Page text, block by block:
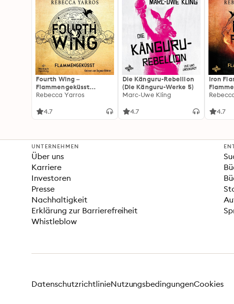
Fourth Wing –
Flammengeküsst
(Flammengeküsst-Reihe
Rebecca Yarros
4.7
Die Känguru-Rebellion
(Die Känguru-Werke 5)
Marc-Uwe Kling
4.7
Iron
4.7
UNTERNEHMEN
Über uns
Karriere
Investoren
Presse
Nachhaltigkeit
Erklärung zur Barrierefreiheit
Whistleblow
DatenschutzrichtlinieNutzungsbedingungenCookies